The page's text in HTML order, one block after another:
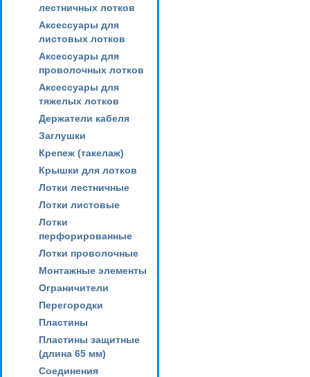
лестничных лотков
Аксессуары для
листовых лотков
Аксессуары для
проволочных лотков
Аксессуары для
тяжелых лотков
Держатели кабеля
Заглушки
Крепеж (такелаж)
Крышки для лотков
Лотки лестничные
Лотки листовые
Лотки
перфорированные
Лотки проволочные
Монтажные элементы
Ограничители
Перегородки
Пластины
Пластины защитные
(длина 65 мм)
Соединения